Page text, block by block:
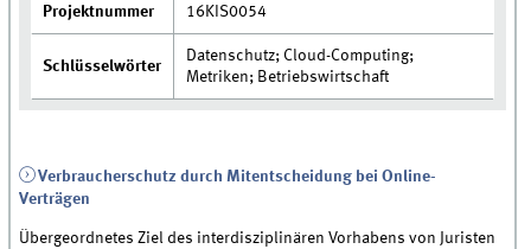
Projektnummer 16KIS0054
Schlüsselwörter
Datenschutz; Cloud-Computing;
Metriken; Betriebswirtschaft
Verbraucherschutz durch Mitentscheidung bei Online-
Verträgen
Übergeordnetes Ziel des interdisziplinären Vorhabens von Juristen